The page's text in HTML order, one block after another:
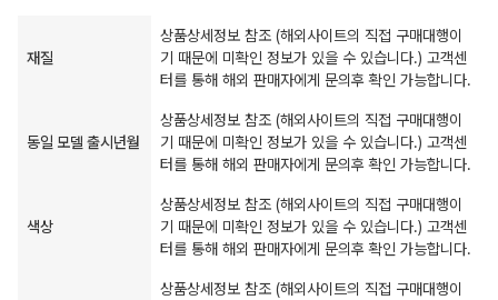
재질
상품상세정보 참조 (해외사이트의 직접 구매대행이
기 때문에 미확인 정보가 있을 수 있습니다.) 고객센
터를 통해 해외 판매자에게 문의후 확인 가능합니다.
동일 모델 출시년월
상품상세정보 참조 (해외사이트의 직접 구매대행이
기 때문에 미확인 정보가 있을 수 있습니다.) 고객센
터를 통해 해외 판매자에게 문의후 확인 가능합니다.
색상
상품상세정보 참조 (해외사이트의 직접 구매대행이
기 때문에 미확인 정보가 있을 수 있습니다.) 고객센
터를 통해 해외 판매자에게 문의후 확인 가능합니다.
상품상세정보 참조 (해외사이트의 직접 구매대행이